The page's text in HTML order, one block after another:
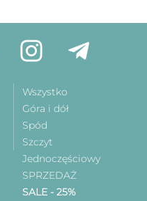
Wszystko
Góra i dół
Spód
Szczyt
Jednoczęściowy
SPRZEDAŻ
SALE - 25%